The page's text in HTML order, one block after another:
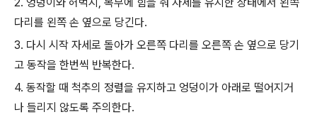
다리를 왼쪽 손 옆으로 당긴다.
3. 다시 시작 자세로 돌아가 오른쪽 다리를 오른쪽 손 옆으로 당기
고 동작을 한번씩 반복한다.
4. 동작할 때 척추의 정렬을 유지하고 엉덩이가 아래로 떨어지거
나 들리지 않도록 주의한다.